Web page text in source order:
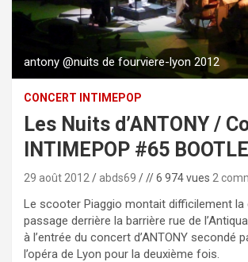
antony @nuits de fourviere-lyon 2012
CONCERT INTIMEPOP
Les Nuits d’ANTONY /
INTIMEPOP #65
29 août 2012 abds69 // 6 974 vues 2
Le scooter Piaggio montait difficilement la
passage derrière la barrière rue de
à l’entrée du concert d’ANTONY secondé
l’opéra de Lyon pour la deuxième fois.